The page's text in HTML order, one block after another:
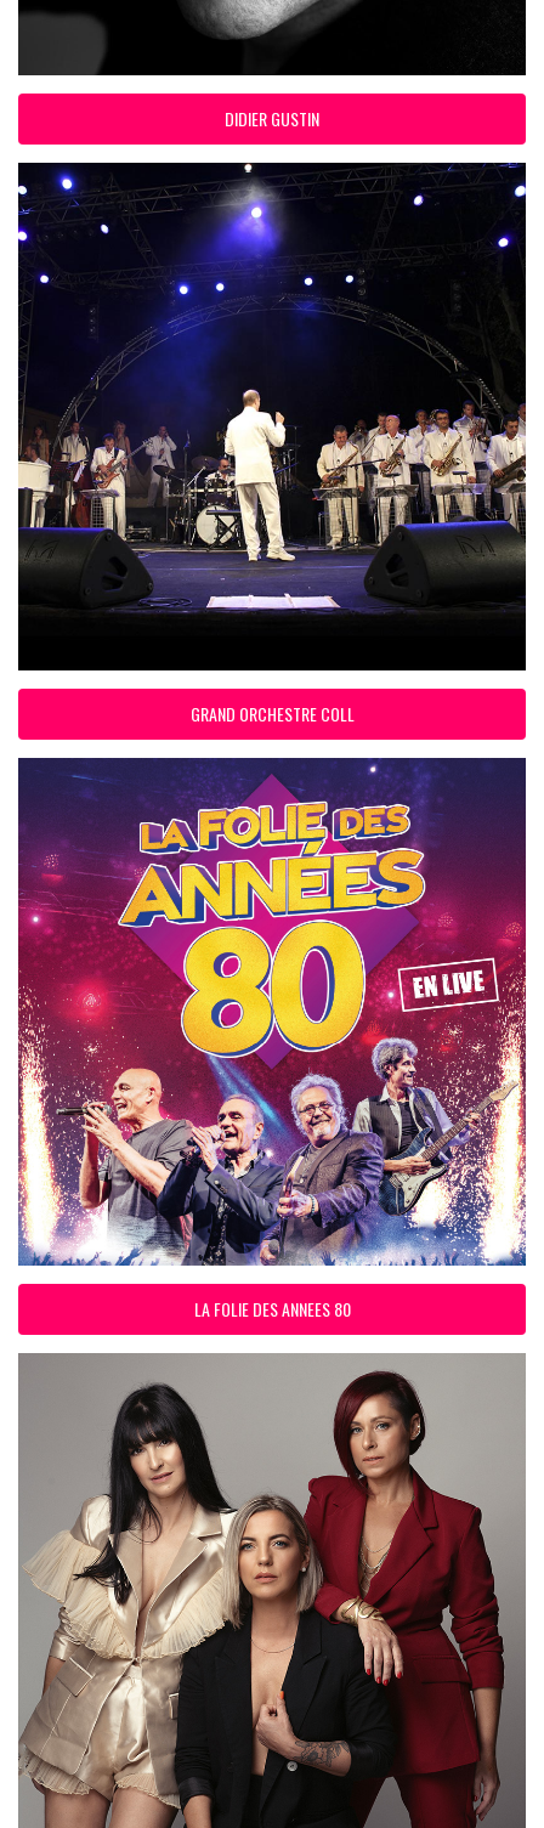
DIDIER GUSTIN
GRAND ORCHESTRE COLL
LA FOLIE DES ANNEES 80